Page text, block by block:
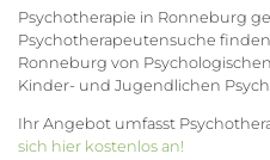
Psychotherapie in Ronneburg
Psychotherapeutensuche finden
Ronneburg von
Kinder- und Jugendlichen
Ihr Angebot umfasst
sich hier kostenlos an!